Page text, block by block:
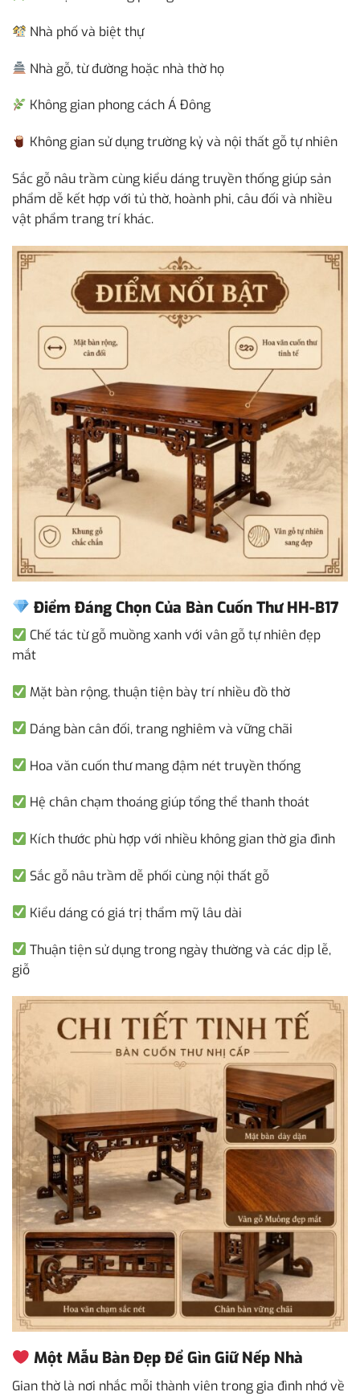
Nhà phố và biệt thự
Nhà gỗ, từ đường hoặc nhà thờ họ
Không gian phong cách Á Đông
Không gian sử dụng trường kỷ và nội thất gỗ tự nhiên
Sắc gỗ nâu trầm cùng kiểu dáng truyền thống giúp sản
phẩm dễ kết hợp với tủ thờ, hoành phi, câu đối và nhiều
vật phẩm trang trí khác.
Điểm Đáng Chọn Của Bàn Cuốn Thư HH-B17
Chế tác từ gỗ muồng xanh với vân gỗ tự nhiên đẹp
mắt
Mặt bàn rộng, thuận tiện bày trí nhiều đồ thờ
Dáng bàn cân đối, trang nghiêm và vững chãi
Hoa văn cuốn thư mang đậm nét truyền thống
Hệ chân chạm thoáng giúp tổng thể thanh thoát
Kích thước phù hợp với nhiều không gian thờ gia đình
Sắc gỗ nâu trầm dễ phối cùng nội thất gỗ
Kiểu dáng có giá trị thẩm mỹ lâu dài
Thuận tiện sử dụng trong ngày thường và các dịp lễ,
giỗ
Một Mẫu Bàn Đẹp Để Gìn Giữ Nếp Nhà
Gian thờ là nơi nhắc mỗi thành viên trong gia đình nhớ về